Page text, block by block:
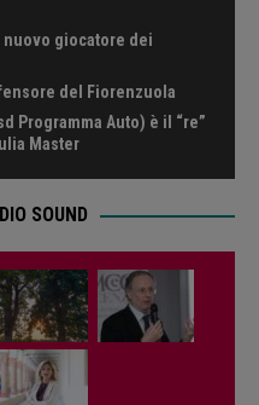
nuovo giocatore dei
del Fiorenzuola
Programma Auto) è il “re”
Master
SOUND